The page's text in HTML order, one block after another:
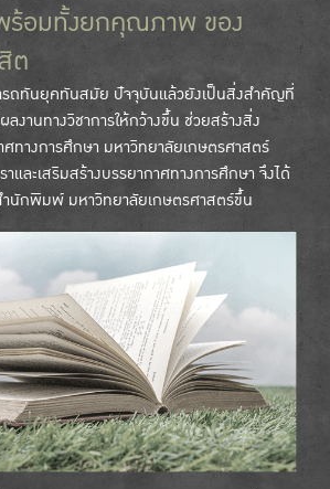
ร้อมทั้งยกคุณภาพ ของ
ต
รถทันยุคทันสมัย ปัจจุบันแล้วยังเป็นสิ่งสำคัญที่
ลงานทางวิชาการให้กว้างขึ้น ช่วยสร้างสิ่ง
ทางการศึกษา มหาวิทยาลัยเกษตรศาสตร์
และเสริมสร้างบรรยากาศทางการศึกษา จึงได้
ำนักพิมพ์ มหาวิทยาลัยเกษตรศาสตร์ขึ้น